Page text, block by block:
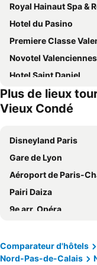
Royal Hainaut Spa &
Hotel du Pasino
Premiere Classe Valenciennes Ouest
Novotel Valenciennes
Hotel Saint Daniel
ibis budget Valenciennes
Campanile Valenciennes Ouest -
La Couture du Charme
La Cense Pierrot Des
ibis Valenciennes
Brit Hotel Notre Dame
La table d’Auguste
Le Grand Duc
Plus de lieux
Vieux Condé
Disneyland Paris
Gare de Lyon
Aéroport de Paris-Charles-
Pairi Daiza
9e arr. Opéra
Gare du Nord
Gare de l'Est
Comparateur d'hôtels
Nord-Pas-de-Calais